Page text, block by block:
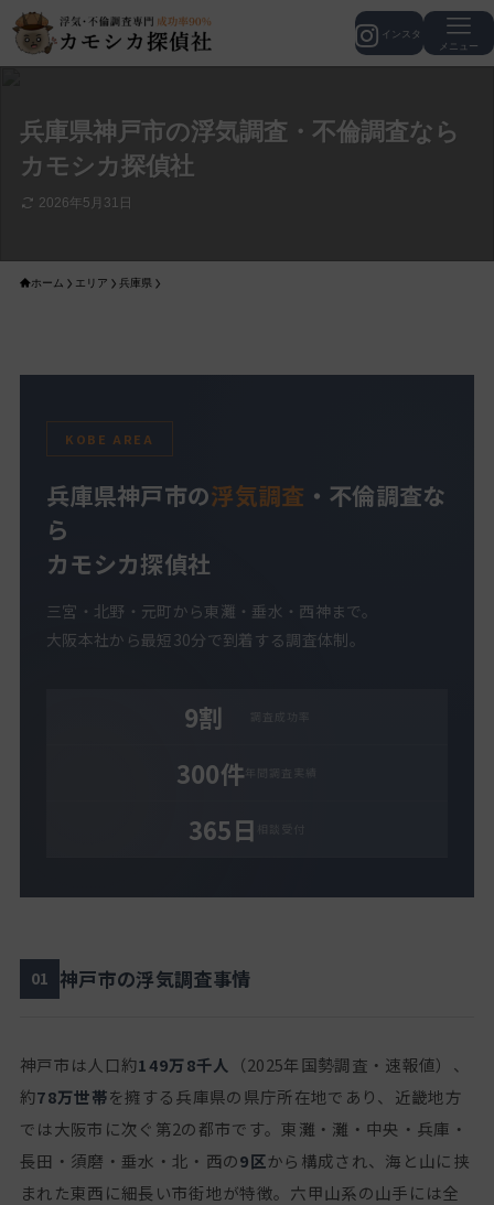
メニュー
兵庫県神戸市の浮気調査・不倫調査なら
カモシカ探偵社
2026年5月31日
ホーム エリア 兵庫県
KOBE AREA
兵庫県神戸市の浮気調査 ・不倫調査な
ら
カモシカ探偵社
三宮・北野・元町から東灘・垂水・西神まで。
大阪本社から最短30分で到着する調査体制。
9割 調査成功率
300件
365日
01 神戸市の浮気調査事情
神戸市は人口約149万8千人
（2025年国勢調査・速報値）、
約78万世帯を擁する兵庫県の県庁所在地であり、近畿地方
では大阪市に次ぐ第2の都市です。東灘・灘・中央・兵庫・
長田・須磨・垂水・北・西の9区から構成され、海と山に挟
まれた東西に細長い市街地が特徴。六甲山系の山手には全